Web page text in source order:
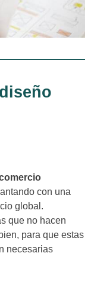
con una
global.
que no hacen
para que estas
necesarias